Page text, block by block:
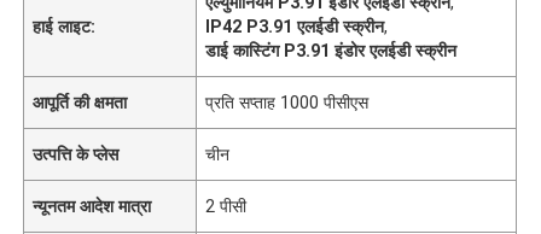
हाई लाइट:
IP42 P3.91 एलईडी स्क्रीन,
डाई कास्टिंग P3.91 इंडोर एलईडी स्क्रीन
आपूर्ति की क्षमता प्रति सप्ताह 1000 पीसीएस
उत्पत्ति के प्लेस चीन
न्यूनतम आदेश मात्रा 2 पीसी